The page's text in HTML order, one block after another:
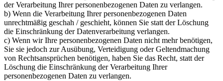
der Verarbeitung Ihrer personenbezogenen Daten zu verlangen.
b) Wenn die Verarbeitung Ihrer personenbezogenen Daten
unrechtmäßig geschah / geschieht, können Sie statt der Löschung
die Einschränkung der Datenverarbeitung verlangen.
c) Wenn wir Ihre personenbezogenen Daten nicht mehr benötigen,
Sie sie jedoch zur Ausübung, Verteidigung oder Geltendmachung
von Rechtsansprüchen benötigen, haben Sie das Recht, statt der
Löschung die Einschränkung der Verarbeitung Ihrer
personenbezogenen Daten zu verlangen.